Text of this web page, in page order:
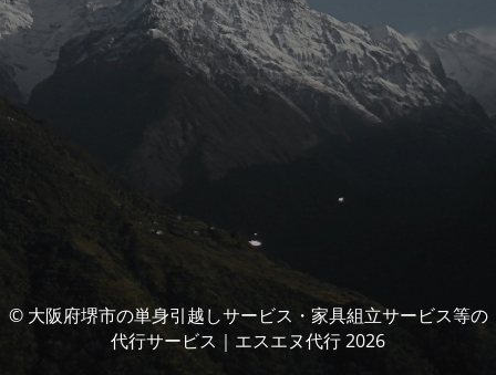
© 大阪府堺市の単身引越しサービス・家具組立サービス等の
代行サービス｜エスエヌ代行 2026